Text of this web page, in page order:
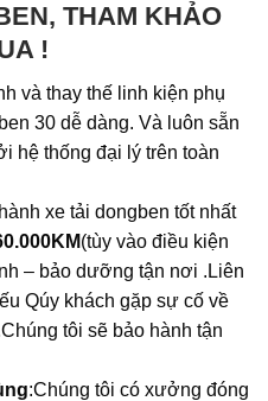
THAM KHẢO
!
và thay thế linh kiện phụ
30 dễ dàng. Và luôn sẵn
hệ thống đại lý trên toàn
xe tải dongben tốt nhất
(tùy vào điều kiện
– bảo dưỡng tận nơi .Liên
Qúy khách gặp sự cố về
tôi sẽ bảo hành tận
:Chúng tôi có xưởng đóng